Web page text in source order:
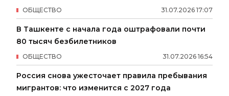
31.07.2026 17:07
ОБЩЕСТВО
В Ташкенте с начала года оштрафовали почти
80 тысяч безбилетников
31.07.2026 16:54
ОБЩЕСТВО
Россия снова ужесточает правила пребывания
мигрантов: что изменится с 2027 года